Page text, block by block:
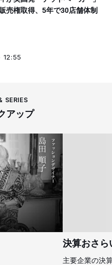
売権取得、5年で30店舗体制
12:55
SERIES
アップ
決算おさら
主要企業の決